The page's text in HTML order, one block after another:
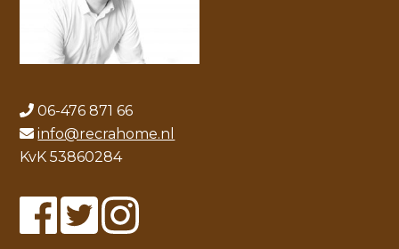
06-476 871 66
info@recrahome.nl
KvK 53860284